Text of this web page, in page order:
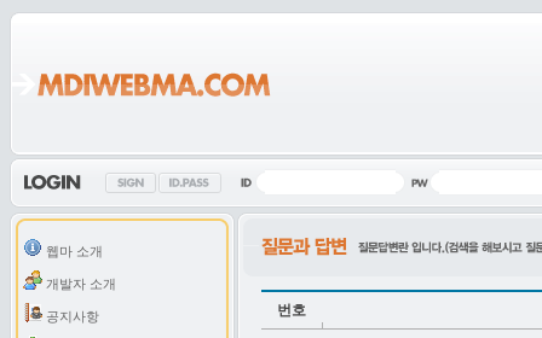
웹마 소개
개발자 소개
공지사항 번호